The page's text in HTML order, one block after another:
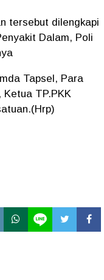
tersebut dilengkapi
Dalam, Poli
Tapsel, Para
TP.PKK